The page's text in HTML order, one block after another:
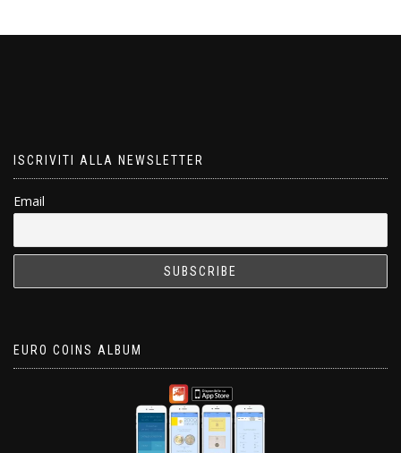
ISCRIVITI ALLA NEWSLETTER
Email
EURO COINS ALBUM